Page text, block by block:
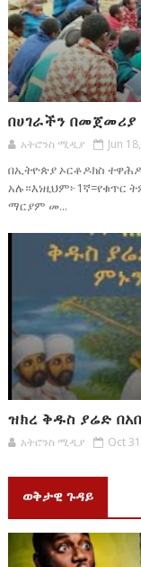
በሀገራችን በመጀመሪያ
አትሮንስ ሚዲያ Jun
በኢትዮጵያ ኦርቶዶክስ
አሉ።እነዚህም፦1ኛ=የቁጥር
ማርያም መ...
ዝክረ ቅዱስ ያሬድ
አትሮንስ ሚዲያ Oct
ወቅታዊ ጉዳይ